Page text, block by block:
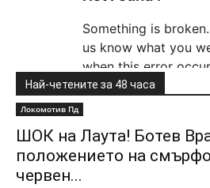
Най-четените за 48 часа
Локомотив Пд
ШОК на Лаута! Ботев
положението на
червен...